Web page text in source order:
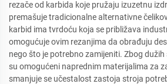
rezače od karbida koje pružaju izuzetnu
premašuje tradicionalne alternativne
karbid ima tvrdoću koja se približava
omogućuje ovim rezanjima da obrađuju
nego što je potrebno zamijeniti. Zbog
su omogućeni naprednim materijalima za
smanjuje se učestalost zastoja stroja